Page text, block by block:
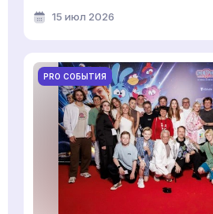
15 июл 2026
PRO СОБЫТИЯ